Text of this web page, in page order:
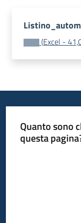
strumenti
acquisto
Piattaforme
telematiche
(Excel -
Quanto sono
questa